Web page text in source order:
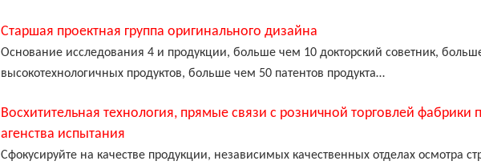
Старшая проектная группа оригинального дизайна
Основание исследования 4 и продукции, больше чем 10 докторский советник,
высокотехнологичных продуктов, больше чем 50 патентов продукта…
Восхитительная технология, прямые связи с розничной торговлей фабрики
агенства испытания
Сфокусируйте на качестве продукции, независимых качественных отделах осмотра